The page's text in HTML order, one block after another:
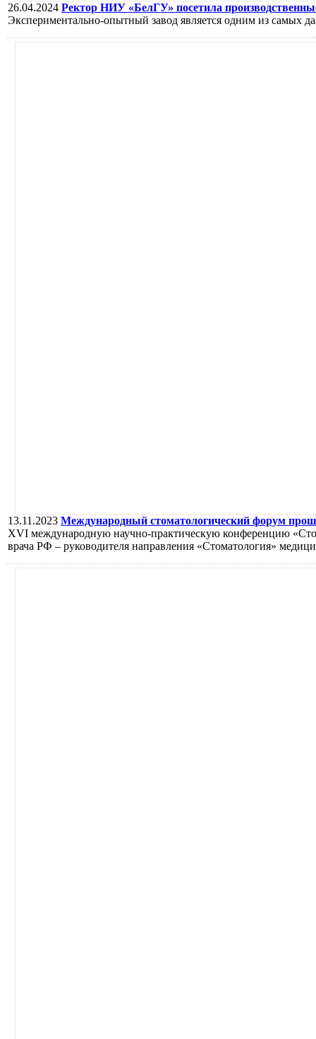
26.04.2024 Ректор НИУ «БелГУ» посетила
Экспериментально-опытный завод является одним из самых
13.11.2023 Международный стоматологический форум
XVI международную научно-практическую конференцию
врача РФ – руководителя направления «Стоматология»